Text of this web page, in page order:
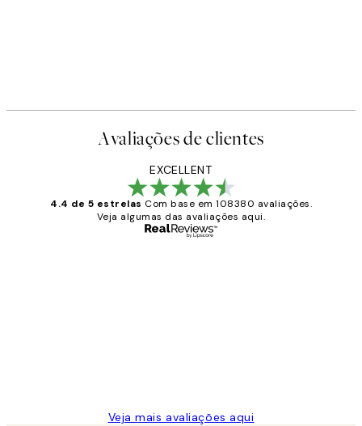
Avaliações de clientes
EXCELLENT
4.4 de 5 estrelas Com base em 108380 avaliações.
Veja algumas das avaliações aqui.
Veja mais avaliações aqui